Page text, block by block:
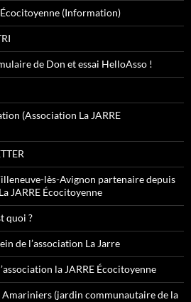
(Information)
de Don et essai HelloAsso !
(Association La JARRE
lès-Avignon partenaire depuis
JARRE Écocitoyenne
quoi ?
de l’association La Jarre
la JARRE Écocitoyenne
Amariniers (jardin communautaire de la